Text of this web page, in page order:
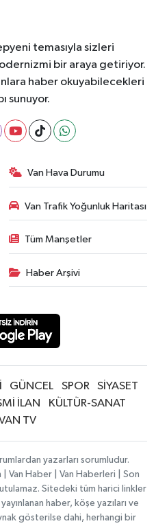
temasıyla sizleri
bir araya getiriyor.
haber okuyabilecekleri
sunuyor.
Van Hava Durumu
Van Trafik Yoğunluk Haritası
Tüm Manşetler
Haber Arşivi
GÜNCEL SPOR
SİYASET
İLAN
KÜLTÜR-SANAT
TV
yazarları sorumludur.
| Van Haber | Van Haberleri | Son
Sitedeki tüm harici linkler
haber, köşe yazıları ve
gösterilse dahi, herhangi bir